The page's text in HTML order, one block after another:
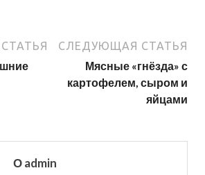
СЛЕДУЮЩАЯ СТАТЬЯ
Мясные «гнёзда» с
картофелем, сыром и
яйцами
О admin